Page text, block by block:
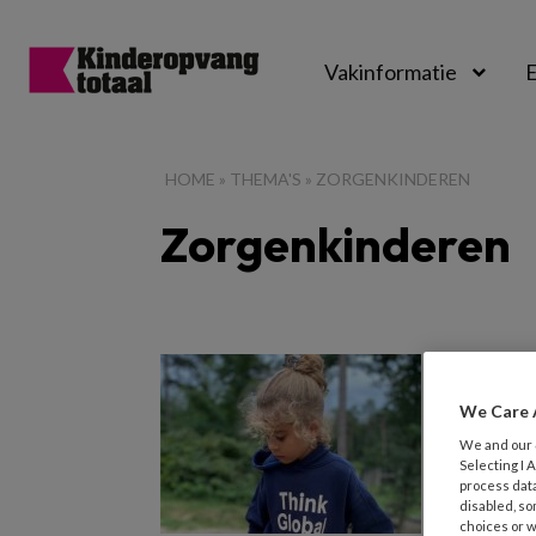
Vakinformatie
HOME » THEMA'S » ZORGENKINDEREN
Zorgenkinderen
We Care
We and our
Selecting I
process
disabled,
choices or